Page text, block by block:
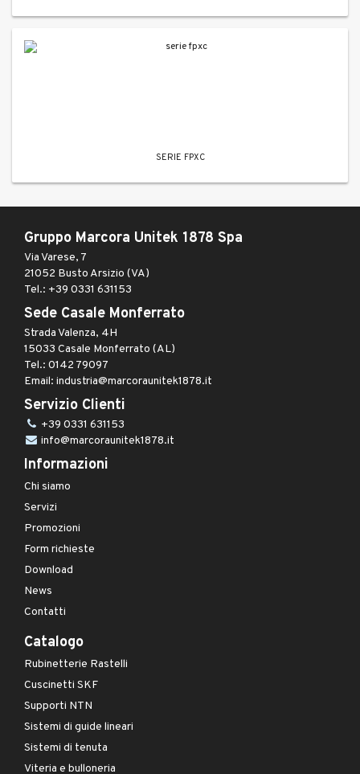
SERIE FPXC
Gruppo Marcora Unitek 1878 Spa
Via Varese, 7
21052 Busto Arsizio (VA)
Tel.: +39 0331 631153
Sede Casale Monferrato
Strada Valenza, 4H
15033 Casale Monferrato (AL)
Tel.: 0142 79097
Email: industria@marcoraunitek1878.it
Servizio Clienti
+39 0331 631153
info@marcoraunitek1878.it
Informazioni
Chi siamo
Servizi
Promozioni
Form richieste
Download
News
Contatti
Catalogo
Rubinetterie Rastelli
Cuscinetti SKF
Supporti NTN
Sistemi di guide lineari
Sistemi di tenuta
Viteria e bulloneria